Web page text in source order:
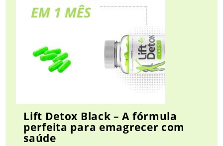
Lift Detox Black – A fórmula
perfeita para emagrecer com
saúde